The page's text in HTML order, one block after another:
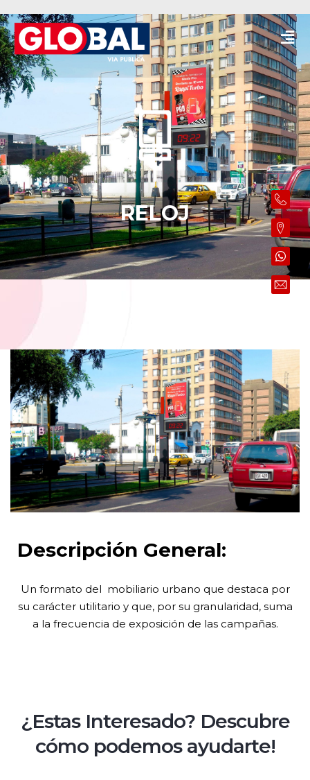
RELOJ
Descripción General:
Un formato del mobiliario urbano que destaca por
su carácter utilitario y que, por su granularidad, suma
a la frecuencia de exposición de las campañas.
¿Estas Interesado? Descubre
cómo podemos ayudarte!